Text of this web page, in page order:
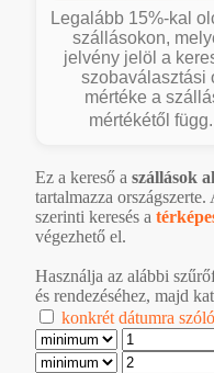
Legalább 15%-kal
szállásokon,
jelvény jelöl a
szobaválasztási
mértéke a
mértékétől függ.
Ez a kereső a szállások
tartalmazza
szerinti keresés a
végezhető el.
Használja az alábbi
és rendezéséhez, majd
konkrét dátumra